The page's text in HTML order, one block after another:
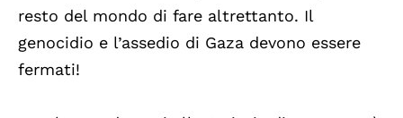
resto del mondo di fare altrettanto. Il
genocidio e l’assedio di Gaza devono essere
fermati!